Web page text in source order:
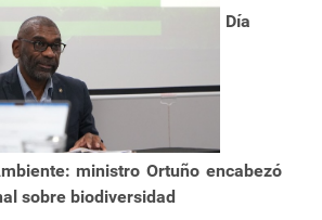
Día
ministro Ortuño encabezó
sobre biodiversidad